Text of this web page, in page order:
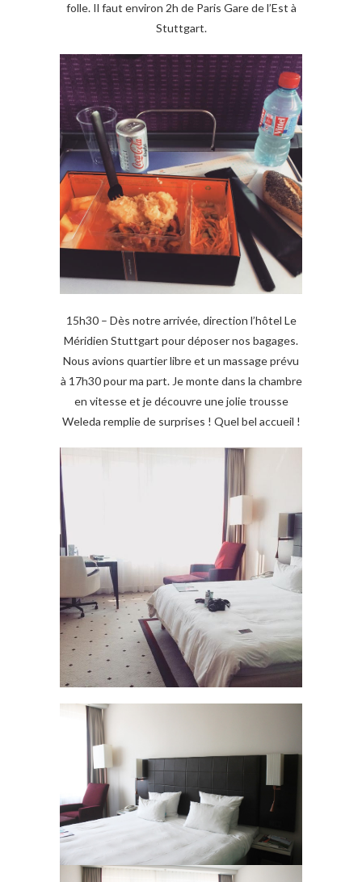
folle. Il faut environ 2h de Paris Gare de l’Est à
Stuttgart.
15h30 – Dès notre arrivée, direction l’hôtel Le
Méridien Stuttgart pour déposer nos bagages.
Nous avions quartier libre et un massage prévu
à 17h30 pour ma part. Je monte dans la chambre
en vitesse et je découvre une jolie trousse
Weleda remplie de surprises ! Quel bel accueil !